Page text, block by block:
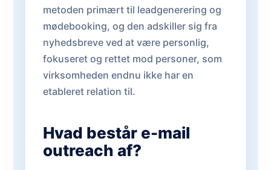
metoden primært til leadgenerering og
mødebooking, og den adskiller sig fra
nyhedsbreve ved at være personlig,
fokuseret og rettet mod personer, som
virksomheden endnu ikke har en
etableret relation til.
Hvad består e-mail
outreach af?